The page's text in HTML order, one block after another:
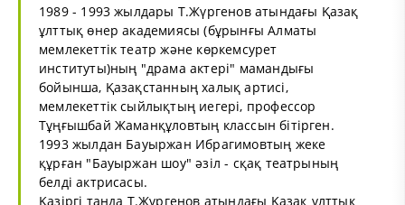
1989 - 1993 жылдары Т.Жүргенов атындағы Қазақ
ұлттық өнер академиясы (бұрынғы Алматы
мемлекеттік театр және көркемсурет
институты)ның "драма актері" мамандығы
бойынша, Қазақстанның халық артисі,
мемлекеттік сыйлықтың иегері, профессор
Тұңғышбай Жаманқұловтың классын бітірген.
1993 жылдан Бауыржан Ибрагимовтың жеке
құрған "Бауыржан шоу" әзіл - сқақ театрының
белді актрисасы.
Қазіргі таңда Т.Жүргенов атындағы Қазақ ұлттық